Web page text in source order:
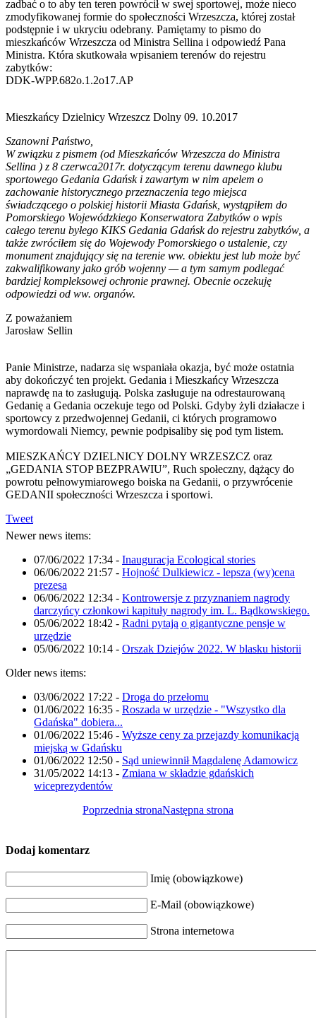
zadbać o to aby ten teren powrócił w swej sportowej, może nieco
zmodyfikowanej formie do społeczności Wrzeszcza, której został
podstępnie i w ukryciu odebrany. Pamiętamy to pismo do
mieszkańców Wrzeszcza od Ministra Sellina i odpowiedź Pana
Ministra. Która skutkowała wpisaniem terenów do rejestru
zabytków:
DDK-WPP.682o.1.2o17.AP
Mieszkańcy Dzielnicy Wrzeszcz Dolny 09. 10.2017
Szanowni Państwo,
W związku z pismem (od Mieszkańców Wrzeszcza do Ministra
Sellina ) z 8 czerwca2017r. dotyczącym terenu dawnego klubu
sportowego Gedania Gdańsk i zawartym w nim apelem o
zachowanie historycznego przeznaczenia tego miejsca
świadczącego o polskiej historii Miasta Gdańsk, wystąpiłem do
Pomorskiego Wojewódzkiego Konserwatora Zabytków o wpis
całego terenu byłego KIKS Gedania Gdańsk do rejestru zabytków, a
także zwróciłem się do Wojewody Pomorskiego o ustalenie, czy
monument znajdujący się na terenie ww. obiektu jest lub może być
zakwalifikowany jako grób wojenny — a tym samym podlegać
bardziej kompleksowej ochronie prawnej. Obecnie oczekuję
odpowiedzi od ww. organów.
Z poważaniem
Jarosław Sellin
Panie Ministrze, nadarza się wspaniała okazja, być może ostatnia
aby dokończyć ten projekt. Gedania i Mieszkańcy Wrzeszcza
naprawdę na to zasługują. Polska zasługuje na odrestaurowaną
Gedanię a Gedania oczekuje tego od Polski. Gdyby żyli działacze i
sportowcy z przedwojennej Gedanii, ci których programowo
wymordowali Niemcy, pewnie podpisaliby się pod tym listem.
MIESZKAŃCY DZIELNICY DOLNY WRZESZCZ oraz
„GEDANIA STOP BEZPRAWIU”, Ruch społeczny, dążący do
powrotu pełnowymiarowego boiska na Gedanii, o przywrócenie
GEDANII społeczności Wrzeszcza i sportowi.
Tweet
Newer news items:
07/06/2022 17:34 - Inauguracja Ecological stories
06/06/2022 21:57 - Hojność Dulkiewicz - lepsza (wy)cena
prezesa
06/06/2022 12:34 - Kontrowersje z przyznaniem nagrody
darczyńcy członkowi kapituły nagrody im. L. Bądkowskiego.
05/06/2022 18:42 - Radni pytają o gigantyczne pensje w
urzędzie
05/06/2022 10:14 - Orszak Dziejów 2022. W blasku historii
Older news items:
03/06/2022 17:22 - Droga do przełomu
01/06/2022 16:35 - Roszada w urzędzie - "Wszystko dla
Gdańska" dobiera...
01/06/2022 15:46 - Wyższe ceny za przejazdy komunikacją
miejską w Gdańsku
01/06/2022 12:50 - Sąd uniewinnił Magdalenę Adamowicz
31/05/2022 14:13 - Zmiana w składzie gdańskich
wiceprezydentów
Poprzednia stronaNastępna strona
Dodaj komentarz
Imię (obowiązkowe)
E-Mail (obowiązkowe)
Strona internetowa